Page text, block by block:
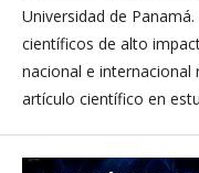
Universidad de
científicos de alto
nacional e
artículo científico en